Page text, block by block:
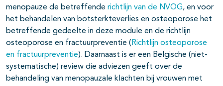
menopauze de betreffende richtlijn van de NVOG, en voor
het behandelen van botsterkteverlies en osteoporose het
betreffende gedeelte in deze module en de richtlijn
osteoporose en fractuurpreventie ( Richtlijn osteoporose
en fractuurpreventie). Daarnaast is er een Belgische (niet-
systematische) review die adviezen geeft over de
behandeling van menopauzale klachten bij vrouwen met